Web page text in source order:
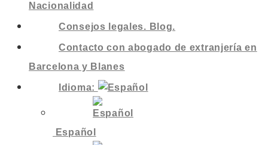
Nacionalidad
Consejos legales. Blog.
Contacto con abogado de extranjería en
Barcelona y Blanes
Idioma:
Español